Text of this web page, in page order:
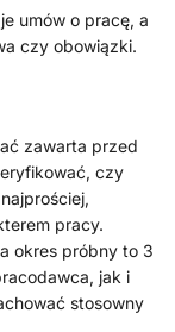
umów o pracę, a
czy obowiązki.
zawarta przed
czy
pracy.
okres próbny to 3
jak i
stosowny